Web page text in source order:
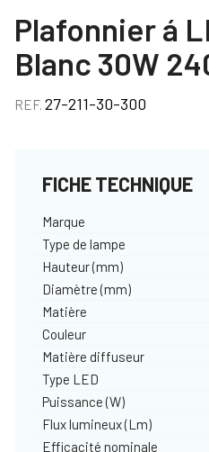
Plafonnier á
Blanc 30W
REF. 27-211-30-300
FICHE TECHNIQUE
Marque
Type de lampe
Hauteur (mm)
Diamètre (mm)
Matière
Couleur
Matière diffuseur
Type LED
Puissance (W)
Flux lumineux (Lm)
Efficacité nominale